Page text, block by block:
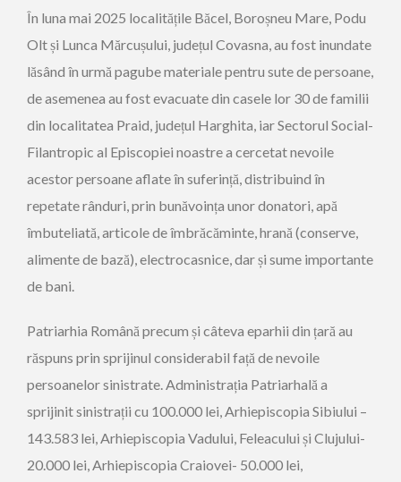
În luna mai 2025 localitățile Băcel, Boroșneu Mare, Podu
Olt și Lunca Mărcușului, județul Covasna, au fost inundate
lăsând în urmă pagube materiale pentru sute de persoane,
de asemenea au fost evacuate din casele lor 30 de familii
din localitatea Praid, județul Harghita, iar Sectorul Social-
Filantropic al Episcopiei noastre a cercetat nevoile
acestor persoane aflate în suferință, distribuind în
repetate rânduri, prin bunăvoința unor donatori, apă
îmbuteliată, articole de îmbrăcăminte, hrană (conserve,
alimente de bază), electrocasnice, dar și sume importante
de bani.
Patriarhia Română precum și câteva eparhii din țară au
răspuns prin sprijinul considerabil față de nevoile
persoanelor sinistrate. Administrația Patriarhală a
sprijinit sinistrații cu 100.000 lei, Arhiepiscopia Sibiului –
143.583 lei, Arhiepiscopia Vadului, Feleacului și Clujului-
20.000 lei, Arhiepiscopia Craiovei- 50.000 lei,